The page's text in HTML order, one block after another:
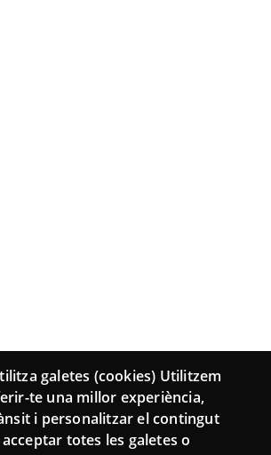
galetes (cookies) Utilitzem
te una millor experiència,
i personalitzar el contingut
totes les galetes o